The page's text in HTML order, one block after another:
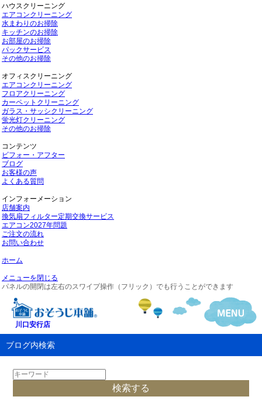
ハウスクリーニング
エアコンクリーニング
水まわりのお掃除
キッチンのお掃除
お部屋のお掃除
パックサービス
その他のお掃除
オフィスクリーニング
エアコンクリーニング
フロアクリーニング
カーペットクリーニング
ガラス・サッシクリーニング
蛍光灯クリーニング
その他のお掃除
コンテンツ
ビフォー・アフター
ブログ
お客様の声
よくある質問
インフォーメーション
店舗案内
換気扇フィルター定期交換サービス
エアコン2027年問題
ご注文の流れ
お問い合わせ
ホーム
メニューを閉じる
パネルの開閉は左右のスワイプ操作（フリック）でも行うことができます
川口安行店
ブログ内検索